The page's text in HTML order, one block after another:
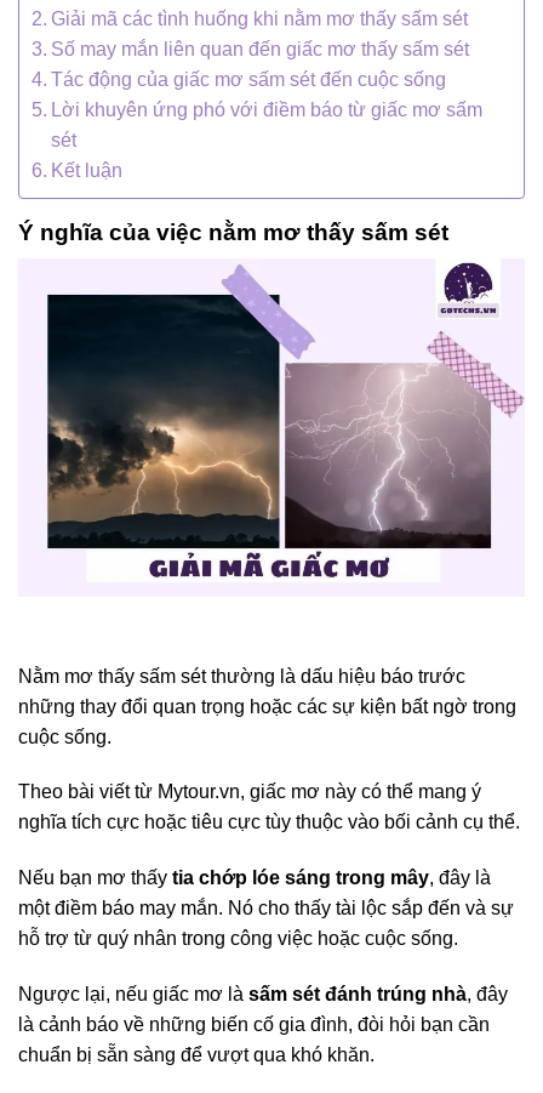
Giải mã các tình huống khi nằm mơ thấy sấm sét
Số may mắn liên quan đến giấc mơ thấy sấm sét
Tác động của giấc mơ sấm sét đến cuộc sống
Lời khuyên ứng phó với điềm báo từ giấc mơ sấm
sét
Kết luận
Ý nghĩa của việc nằm mơ thấy sấm sét
Nằm mơ thấy sấm sét thường là dấu hiệu báo trước
những thay đổi quan trọng hoặc các sự kiện bất ngờ trong
cuộc sống.
Theo bài viết từ Mytour.vn, giấc mơ này có thể mang ý
nghĩa tích cực hoặc tiêu cực tùy thuộc vào bối cảnh cụ thể.
Nếu bạn mơ thấy tia chớp lóe sáng trong mây, đây là
một điềm báo may mắn. Nó cho thấy tài lộc sắp đến và sự
hỗ trợ từ quý nhân trong công việc hoặc cuộc sống.
Ngược lại, nếu giấc mơ là sấm sét đánh trúng nhà, đây
là cảnh báo về những biến cố gia đình, đòi hỏi bạn cần
chuẩn bị sẵn sàng để vượt qua khó khăn.